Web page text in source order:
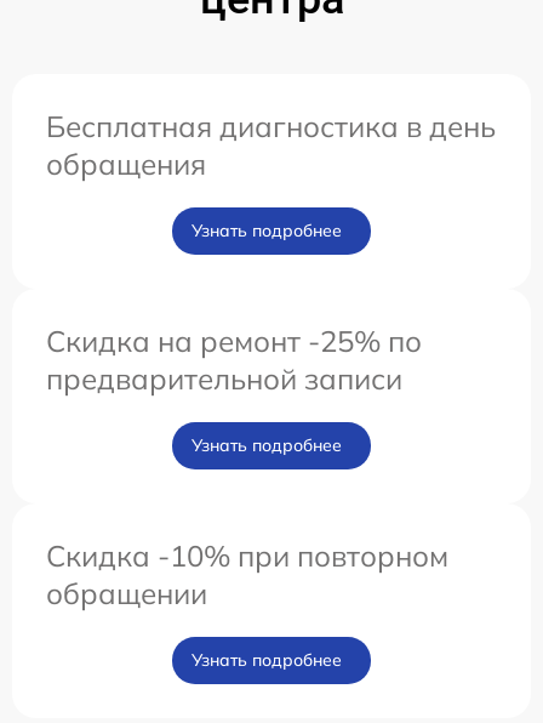
Бесплатная диагностика в день
обращения
Узнать подробнее
Скидка на ремонт -25% по
предварительной записи
Узнать подробнее
Скидка -10% при повторном
обращении
Узнать подробнее